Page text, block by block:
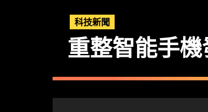
科技新聞
重整智能手